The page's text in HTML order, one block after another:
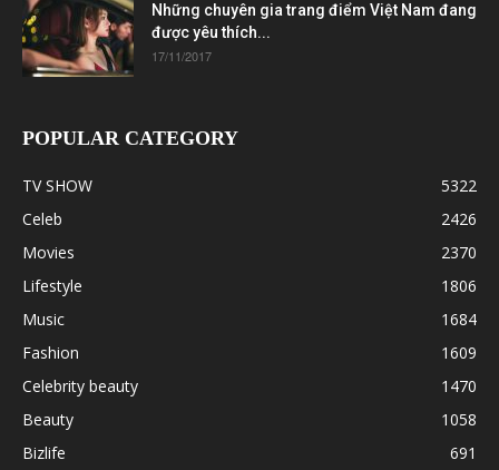
Những chuyên gia trang điểm Việt Nam đang
được yêu thích...
17/11/2017
POPULAR CATEGORY
TV SHOW
5322
Celeb
2426
Movies
2370
Lifestyle
1806
Music
1684
Fashion
1609
Celebrity beauty
1470
Beauty
1058
Bizlife
691